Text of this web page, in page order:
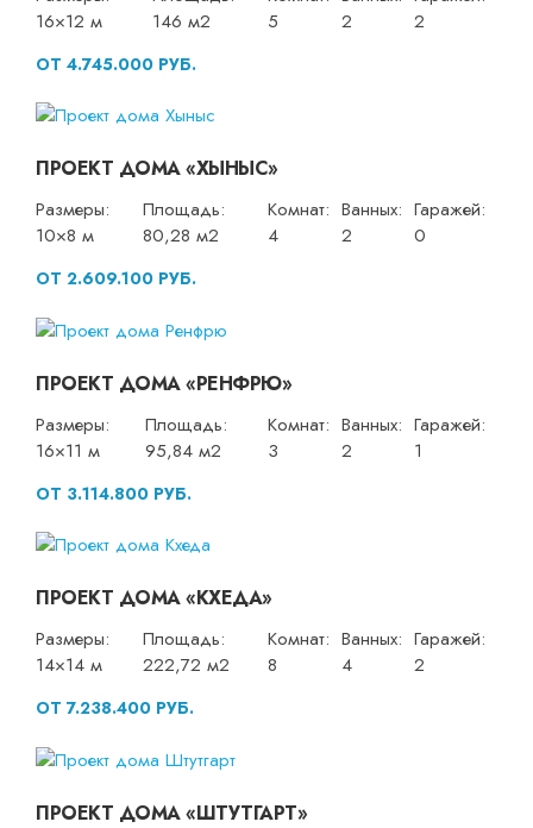
16×12 м
146 м2
5
2
2
ОТ 4.745.000 РУБ.
ПРОЕКТ ДОМА «ХЫНЫС»
Размеры:
10×8 м
Площадь:
80,28 м2
Комнат:
4
Ванных:
2
Гаражей:
0
ОТ 2.609.100 РУБ.
ПРОЕКТ ДОМА «РЕНФРЮ»
Размеры:
16×11 м
Площадь:
95,84 м2
Комнат:
3
Ванных:
2
Гаражей:
1
ОТ 3.114.800 РУБ.
ПРОЕКТ ДОМА «КХЕДА»
Размеры:
14×14 м
Площадь:
222,72 м2
Комнат:
8
Ванных:
4
Гаражей:
2
ОТ 7.238.400 РУБ.
ПРОЕКТ ДОМА «ШТУТГАРТ»